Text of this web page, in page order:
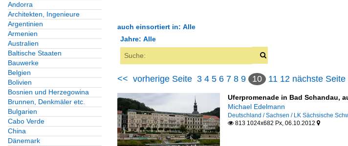
Andorra
Architekten, Ingenieure
Argentinien
Armenien
Australien
Baltische Staaten
Bauwerke
Belgien
Bolivien
Bosnien und Herzegowina
Brunnen, Denkmäler etc.
Bulgarien
Cabo Verde
China
Dänemark
auch einsortiert in: Alle
Alle Kategorien
Bauwerke
Burgen und Schlösser
Deutschland
Fachwerkbauten
Jahre: Alle
2006
2007
2008
<< vorherige Seite 3 4 5 6 7 8 9 10 11 12 nächste Seite
Uferpromenade in Bad Schandau,
Michael Edelmann
Deutschland / Sachsen / LK Sächsische
813 1024x682 Px, 06.10.2012 